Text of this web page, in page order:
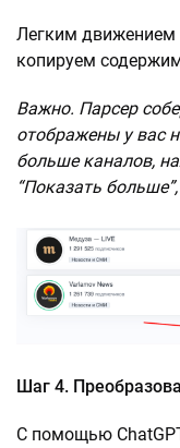
Легким движением
копируем
Важно. Парсер
отображены у вас
больше каналов,
“Показать
Шаг 4.
С помощью